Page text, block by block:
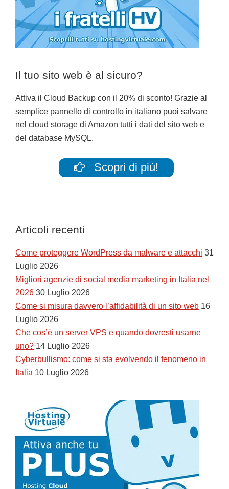
Il tuo sito web è al sicuro?
Attiva il Cloud Backup con il 20% di sconto! Grazie al
semplice pannello di controllo in italiano puoi salvare
nel cloud storage di Amazon tutti i dati del sito web e
del database MySQL.
Scopri di più!
Articoli recenti
Come proteggere WordPress da malware e attacchi 31
Luglio 2026
Migliori agenzie di social media marketing in Italia nel
2026 30 Luglio 2026
Come si misura davvero l’affidabilità di un sito web 16
Luglio 2026
Che cos’è un server VPS e quando dovresti usarne
uno? 14 Luglio 2026
Cyberbullismo: come si sta evolvendo il fenomeno in
Italia 10 Luglio 2026